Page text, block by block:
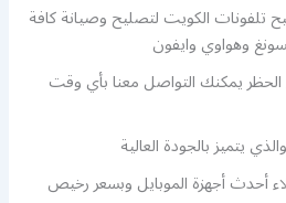
الكويت لتصليح وصيانة كافة
وهواوي وايفون
الحظر يمكنك التواصل معنا بأي وقت
أحدث أجهزة الموبايل وبسعر رخيص